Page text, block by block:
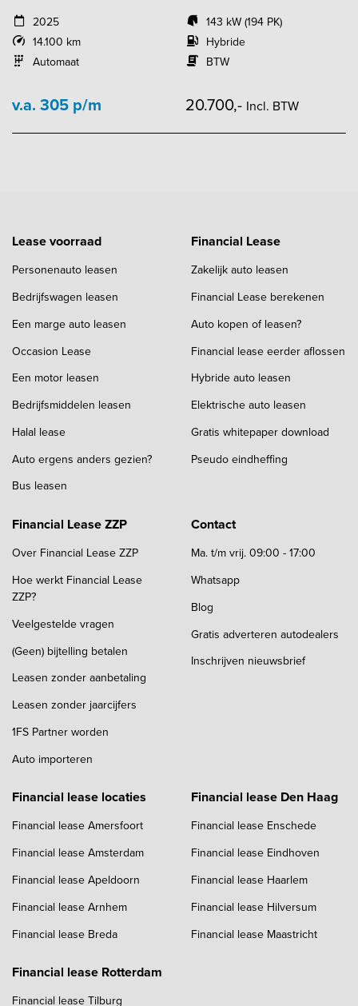
2025
14.100 km
Automaat
143 kW (194 PK)
Hybride
BTW
v.a. 305 p/m 20.700,- Incl. BTW
Lease voorraad
Personenauto leasen
Bedrijfswagen leasen
Een marge auto leasen
Occasion Lease
Een motor leasen
Bedrijfsmiddelen leasen
Halal lease
Auto ergens anders gezien?
Bus leasen
Financial Lease
Zakelijk auto leasen
Financial Lease berekenen
Auto kopen of leasen?
Financial lease eerder aflossen
Hybride auto leasen
Elektrische auto leasen
Gratis whitepaper download
Pseudo eindheffing
Financial Lease ZZP
Over Financial Lease ZZP
Hoe werkt Financial Lease
ZZP?
Veelgestelde vragen
(Geen) bijtelling betalen
Leasen zonder aanbetaling
Leasen zonder jaarcijfers
1FS Partner worden
Auto importeren
Contact
Ma. t/m vrij. 09:00 - 17:00
Whatsapp
Blog
Gratis adverteren autodealers
Inschrijven nieuwsbrief
Financial lease locaties
Financial lease Amersfoort
Financial lease Amsterdam
Financial lease Apeldoorn
Financial lease Arnhem
Financial lease Breda
Financial lease Den Haag
Financial lease Enschede
Financial lease Eindhoven
Financial lease Haarlem
Financial lease Hilversum
Financial lease Maastricht
Financial lease Rotterdam
Financial lease Tilburg